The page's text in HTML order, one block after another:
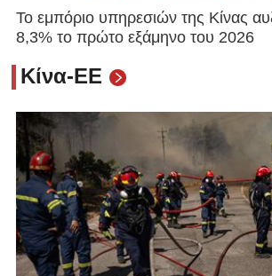
Το εμπόριο υπηρεσιών της Κίνας
8,3% το πρώτο εξάμηνο του 2026
Κίνα-ΕΕ